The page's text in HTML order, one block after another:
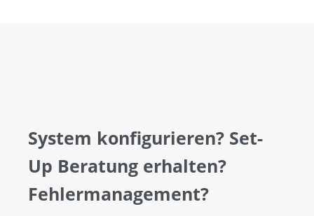
System konfigurieren? Set-
Up Beratung erhalten?
Fehlermanagement?